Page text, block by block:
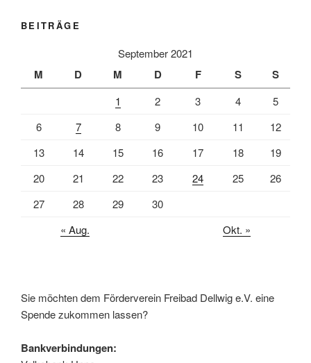
BEITRÄGE
September 2021
M D M D F S S
1 2 3 4
5
6
7 8 9 10 11
12
13
14 15 16 17 18
19
20
21 22 23 24 25
26
27
28 29
30
« Aug.
Okt. »
Sie möchten dem Förderverein Freibad Dellwig e.V. eine
Spende zukommen lassen?
Bankverbindungen: